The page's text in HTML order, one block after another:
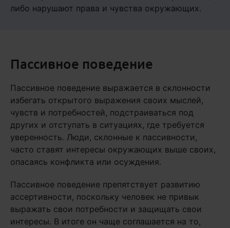
либо нарушают права и чувства окружающих.
Пассивное поведение
Пассивное поведение выражается в склонности
избегать открытого выражения своих мыслей,
чувств и потребностей, подстраиваться под
других и отступать в ситуациях, где требуется
уверенность. Люди, склонные к пассивности,
часто ставят интересы окружающих выше своих,
опасаясь конфликта или осуждения.
Пассивное поведение препятствует развитию
ассертивности, поскольку человек не привык
выражать свои потребности и защищать свои
интересы. В итоге он чаще соглашается на то,